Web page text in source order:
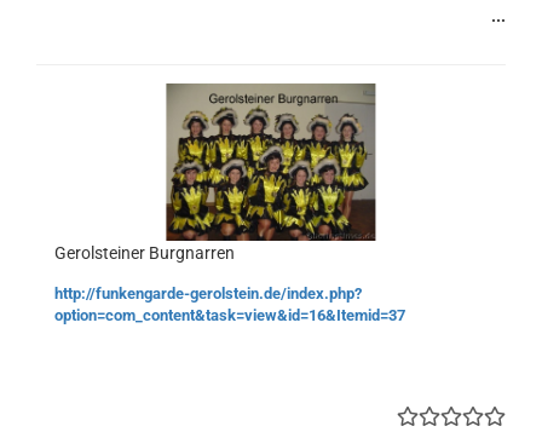
...
Gerolsteiner Burgnarren
http://funkengarde-gerolstein.de/index.php?
option=com_content&task=view&id=16&Itemid=37